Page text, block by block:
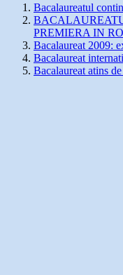
Bacalaureatul
PREMIERA IN
Bacalaureat 2009:
Bacalaureat
Bacalaureat atins